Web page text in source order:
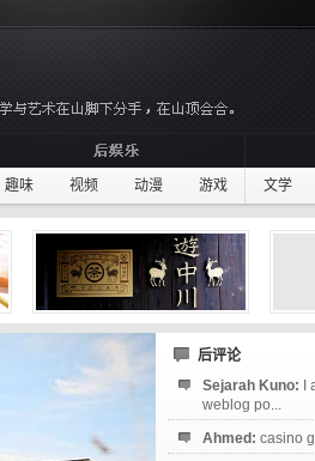
趣味 视频 动漫 游戏 文学
后评论
Sejarah Kuno:
weblog po...
Ahmed: casino